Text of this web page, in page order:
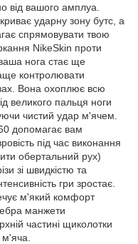
від вашого амплуа.
ударну зону бутс, а
спрямовувати твою
NikeSkin проти
нога стає ще
контролювати
Вона охоплює всю
великого пальця ноги
чистий удар м'ячем.
допомагає вам
під час виконання
обертальний рух)
зі швидкістю та
гри зростає.
м'який комфорт
манжети
частині щиколотки